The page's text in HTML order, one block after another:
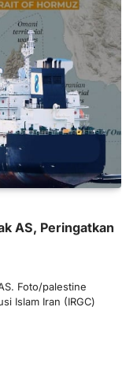
AS, Peringatkan
Foto/palestine
Islam Iran (IRGC)